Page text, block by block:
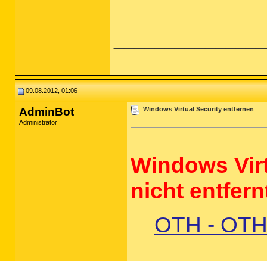
09.08.2012, 01:06
AdminBot
Administrator
Windows Virtual Security entfernen
Windows
nicht
OTH -